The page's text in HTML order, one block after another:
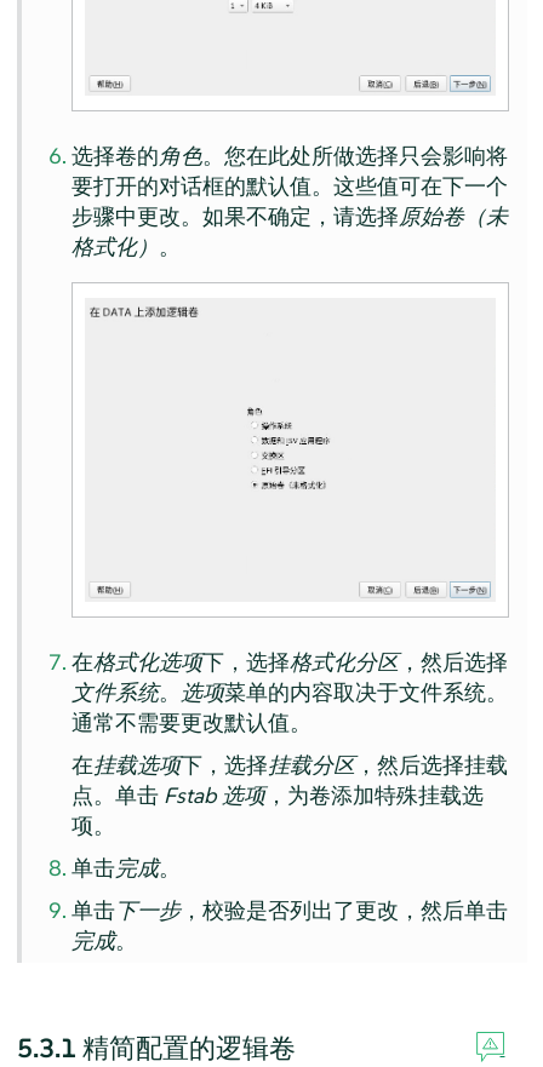
选择卷的角色。您在此处所做选择只会影响将
要打开的对话框的默认值。这些值可在下一个
步骤中更改。如果不确定，请选择原始卷（未
格式化） 。
在格式化选项下，选择格式化分区，然后选择
文件系统。 选项菜单的内容取决于文件系统。
通常不需要更改默认值。
在挂载选项下，选择挂载分区，然后选择挂载
点。单击 Fstab 选项，为卷添加特殊挂载选
项。
单击完成。
单击下一步，校验是否列出了更改，然后单击
完成。
5.3.1 精简配置的逻辑卷